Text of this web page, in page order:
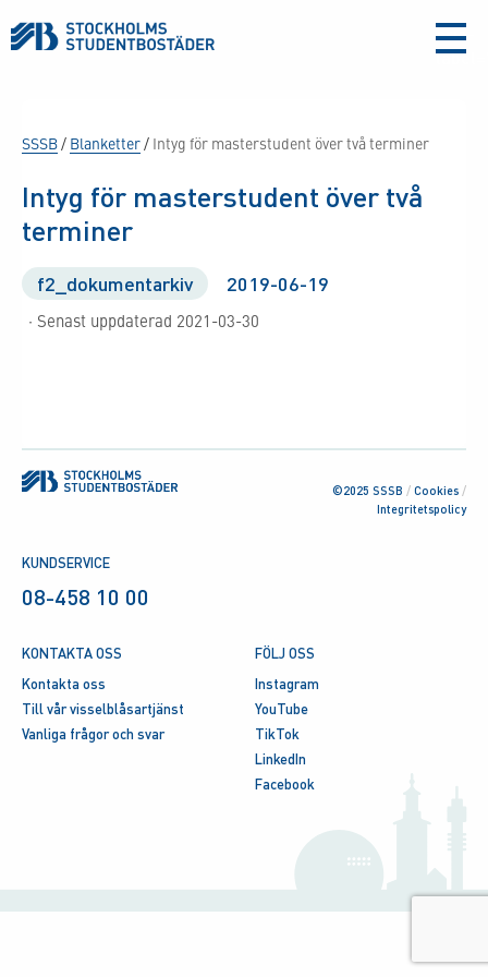
aria-
SSSB/ Blanketter/ Intyg för masterstudent över två terminer
Intyg för masterstudent över två
terminer
f2_dokumentarkiv 2019-06-19
· Senast uppdaterad 2021-03-30
©2025 SSSB / Cookies /
Integritetspolicy
KUNDSERVICE
08-458 10 00
KONTAKTA OSS
Kontakta oss
Till vår visselblåsartjänst
Vanliga frågor och svar
FÖLJ OSS
Instagram
YouTube
TikTok
LinkedIn
Facebook